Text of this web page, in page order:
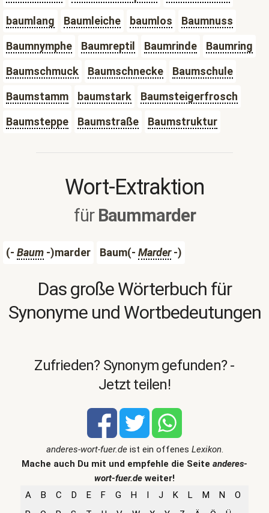
baumlang
Baumleiche baumlos
Baumnuss
Baumnymphe
Baumreptil Baumrinde
Baumring
Baumschmuck
Baumschnecke
Baumschule
Baumstamm
baumstark
Baumsteigerfrosch
Baumsteppe
Baumstraße Baumstruktur
Wort-Extraktion
für Baummarder
(- Baum -)marder Baum(- Marder-)
Das große Wörterbuch für
Synonyme und Wortbedeutungen
Zufrieden? Synonym gefunden? -
Jetzt teilen!
anderes-wort-fuer.deist ein offenes Lexikon.
Mache auch Du mit und empfehle die Seite anderes-
wort-fuer.de weiter!
A
B C D E F G H I J K L M N
O